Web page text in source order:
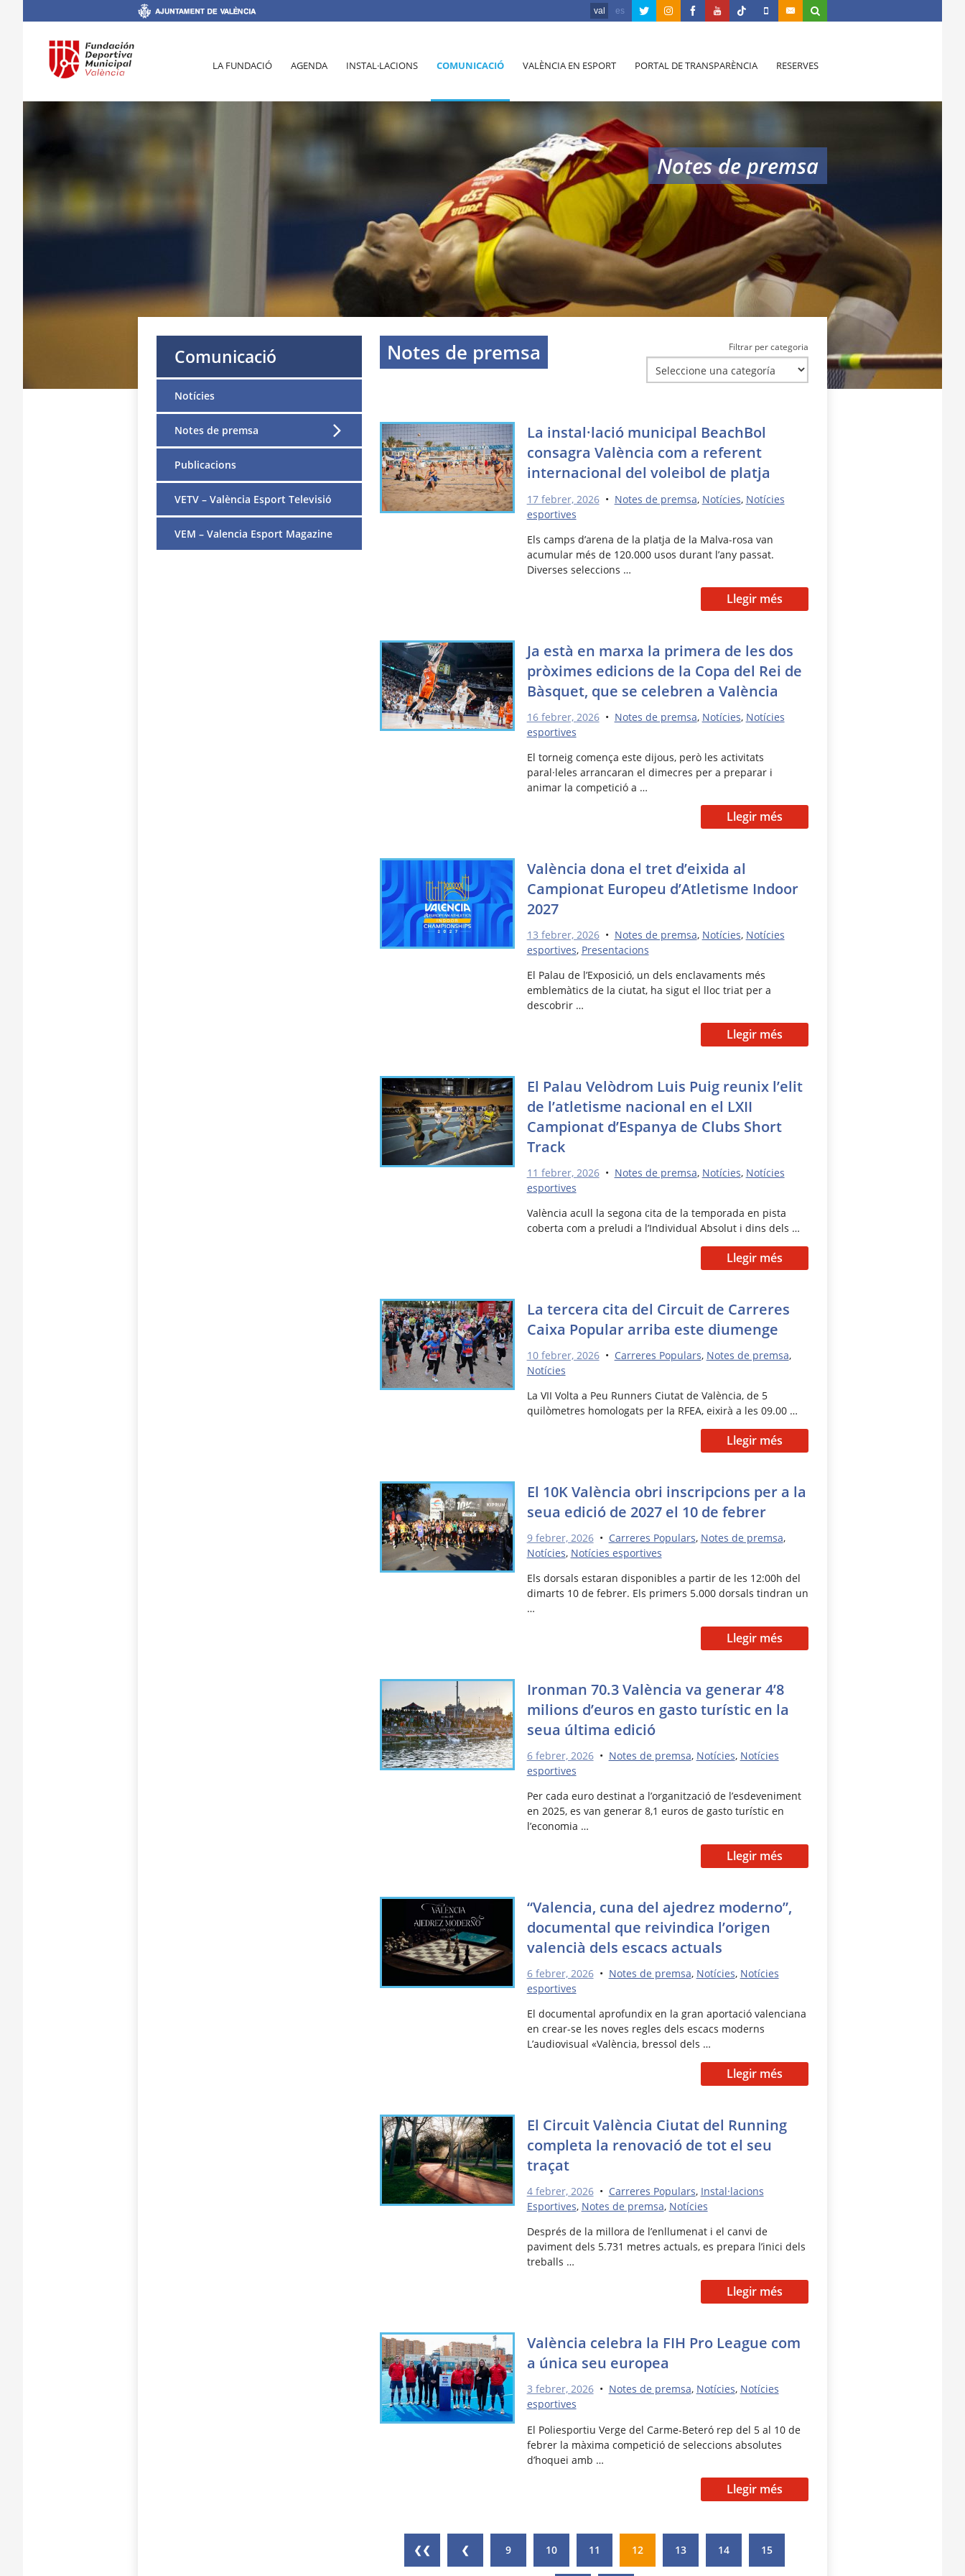
val es
LA FUNDACIÓ AGENDA INSTAL·LACIONS COMUNICACIÓ VALÈNCIA EN ESPORT PORTAL DE TRANSPARÈNCIA RESERVES
Notes de premsa
Notes de premsa Filtrar per categoria
La instal·lació municipal BeachBol
consagra València com a referent
internacional del voleibol de platja
17 febrer, 2026• Notes de premsa, Notícies, Notícies
esportives
Els camps d’arena de la platja de la Malva-rosa van
acumular més de 120.000 usos durant l’any passat.
Diverses seleccions …
Llegir més
Ja està en marxa la primera de les dos
pròximes edicions de la Copa del Rei de
Bàsquet, que se celebren a València
16 febrer, 2026• Notes de premsa, Notícies, Notícies
esportives
El torneig comença este dijous, però les activitats
paral·leles arrancaran el dimecres per a preparar i
animar la competició a …
Llegir més
València dona el tret d’eixida al
Campionat Europeu d’Atletisme Indoor
2027
13 febrer, 2026• Notes de premsa, Notícies, Notícies
esportives, Presentacions
El Palau de l’Exposició, un dels enclavaments més
emblemàtics de la ciutat, ha sigut el lloc triat per a
descobrir …
Llegir més
El Palau Velòdrom Luis Puig reunix l’elit
de l’atletisme nacional en el LXII
Campionat d’Espanya de Clubs Short
Track
11 febrer, 2026• Notes de premsa, Notícies, Notícies
esportives
València acull la segona cita de la temporada en pista
coberta com a preludi a l’Individual Absolut i dins dels …
Llegir més
La tercera cita del Circuit de Carreres
Caixa Popular arriba este diumenge
10 febrer, 2026• Carreres Populars, Notes de premsa,
Notícies
La VII Volta a Peu Runners Ciutat de València, de 5
quilòmetres homologats per la RFEA, eixirà a les 09.00 …
Llegir més
El 10K València obri inscripcions per a la
seua edició de 2027 el 10 de febrer
9 febrer, 2026• Carreres Populars, Notes de premsa,
Notícies, Notícies esportives
Els dorsals estaran disponibles a partir de les 12:00h del
dimarts 10 de febrer. Els primers 5.000 dorsals tindran un
…
Llegir més
Ironman 70.3 València va generar 4’8
milions d’euros en gasto turístic en la
seua última edició
6 febrer, 2026• Notes de premsa, Notícies, Notícies
esportives
Per cada euro destinat a l’organització de l’esdeveniment
en 2025, es van generar 8,1 euros de gasto turístic en
l’economia …
Llegir més
“Valencia, cuna del ajedrez moderno”,
documental que reivindica l’origen
valencià dels escacs actuals
6 febrer, 2026• Notes de premsa, Notícies, Notícies
esportives
El documental aprofundix en la gran aportació valenciana
en crear-se les noves regles dels escacs moderns
L’audiovisual «València, bressol dels …
Llegir més
El Circuit València Ciutat del Running
completa la renovació de tot el seu
traçat
4 febrer, 2026• Carreres Populars, Instal·lacions
Esportives, Notes de premsa, Notícies
Després de la millora de l’enllumenat i el canvi de
paviment dels 5.731 metres actuals, es prepara l’inici dels
treballs …
Llegir més
València celebra la FIH Pro League com
a única seu europea
3 febrer, 2026• Notes de premsa, Notícies, Notícies
esportives
El Poliesportiu Verge del Carme-Beteró rep del 5 al 10 de
febrer la màxima competició de seleccions absolutes
d’hoquei amb …
Llegir més
❮❮ ❮ 9 10 11 12 13 14 15
Comunicació
Notícies
Notes de premsa
Publicacions
VETV – València Esport Televisió
VEM – Valencia Esport Magazine